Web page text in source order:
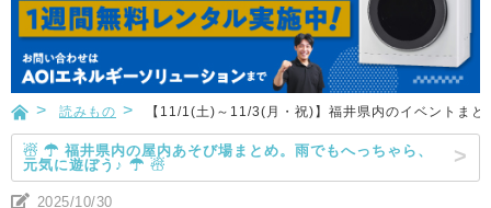
読みもの 【11/1(土)～11/3(月・祝)】福井県内のイベントまと
☃ ☂ 福井県内の屋内あそび場まとめ。雨でもへっちゃら、
元気に遊ぼう♪ ☂ ☃
2025/10/30